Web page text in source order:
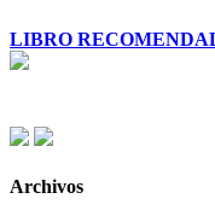
LIBRO
Archivos